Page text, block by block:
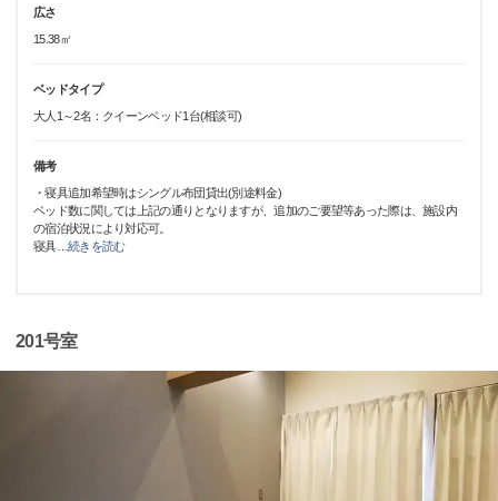
広さ
15.38㎡
ベッドタイプ
大人1～2名：クイーンベッド1台(相談可)
備考
・寝具追加希望時はシングル布団貸出(別途料金)
ベッド数に関しては上記の通りとなりますが、追加のご要望等あった際は、施設内
の宿泊状況により対応可。
寝具… 続きを読む
201号室